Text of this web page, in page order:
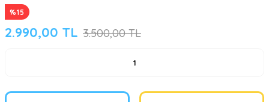
%15
2.990,00 TL 3.500,00 TL